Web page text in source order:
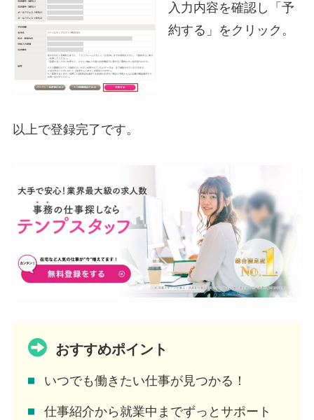
入力内容を確認し「予
約する」をクリック。
以上で登録完了です。
おすすめポイント
いつでも働きたい仕事が見つかる！
仕事紹介から就業中までずっとサポート